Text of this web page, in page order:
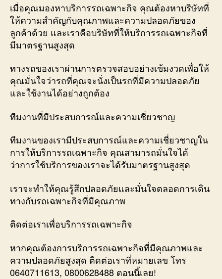
เมื่อคุณมองหาบริการรถเฉพาะกิจ คุณต้องหาบริษัทที่
ให้ความสำคัญกับคุณภาพและความปลอดภัยของ
ลูกค้าด้วย และเราคือบริษัทที่ให้บริการรถเฉพาะกิจที่
มีมาตรฐานสูงสุด
ทางรถของเราผ่านการตรวจสอบอย่างเข้มงวดเพื่อให้
คุณมั่นใจว่ารถที่คุณจะนั่งเป็นรถที่มีความปลอดภัย
และใช้งานได้อย่างถูกต้อง
ทีมงานที่มีประสบการณ์และความเชี่ยวชาญ
ทีมงานของเรามีประสบการณ์และความเชี่ยวชาญใน
การให้บริการรถเฉพาะกิจ คุณสามารถมั่นใจได้
ว่าการใช้บริการของเราจะได้รับมาตรฐานสูงสุด
เราจะทำให้คุณรู้สึกปลอดภัยและมั่นใจตลอดการเดิน
ทางกับรถเฉพาะกิจที่มีคุณภาพ
ติดต่อเราเพื่อบริการรถเฉพาะกิจ
หากคุณต้องการบริการรถเฉพาะกิจที่มีคุณภาพและ
ความปลอดภัยสูงสุด ติดต่อเราที่หมายเลข โทร
0640711613, 0800628488 ตอนนี้เลย!